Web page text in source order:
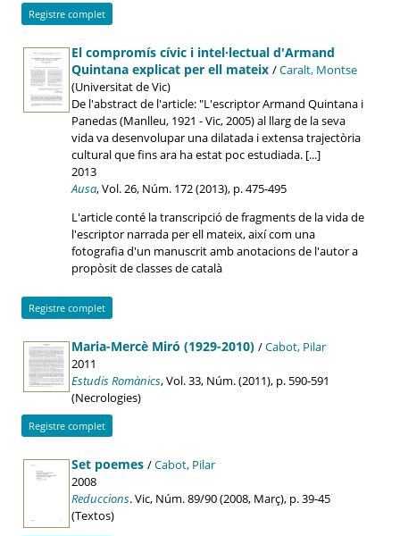
Registre complet
El compromís cívic i intel·lectual d'Armand
Quintana explicat per ell mateix /Caralt, Montse
(Universitat de Vic)
De l'abstract de l'article: "L'escriptor Armand Quintana i
Panedas (Manlleu, 1921 - Vic, 2005) al llarg de la seva
vida va desenvolupar una dilatada i extensa trajectòria
cultural que fins ara ha estat poc estudiada. [...]
2013
Ausa, Vol. 26, Núm. 172 (2013), p. 475-495
L'article conté la transcripció de fragments de la vida de
l'escriptor narrada per ell mateix, així com una
fotografia d'un manuscrit amb anotacions de l'autor a
propòsit de classes de català
Registre complet
Maria-Mercè Miró (1929-2010) /Cabot, Pilar
2011
Estudis Romànics, Vol. 33, Núm. (2011), p. 590-591
(Necrologies)
Registre complet
Set poemes /Cabot, Pilar
2008
Reduccions. Vic, Núm. 89/90 (2008, Març), p. 39-45
(Textos)